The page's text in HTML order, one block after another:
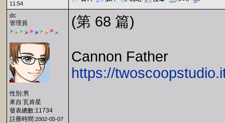
11:54
dc
管理員
性別:男
來自:瓦肯星
發表總數:11734
註冊時間:2002-05-07
(第 68 篇)
Cannon Father
https://